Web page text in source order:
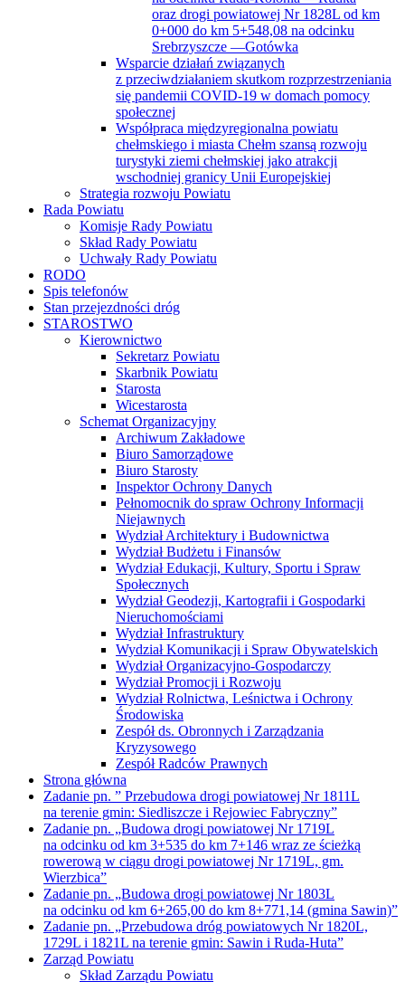
oraz drogi powiatowej Nr 1828L od km
0+000 do km 5+548,08 na odcinku
Srebrzyszcze —Gotówka
Wsparcie działań związanych
z przeciwdziałaniem skutkom rozprzestrzeniania
się pandemii COVID-19 w domach pomocy
społecznej
Współpraca międzyregionalna powiatu
chełmskiego i miasta Chełm szansą rozwoju
turystyki ziemi chełmskiej jako atrakcji
wschodniej granicy Unii Europejskiej
Strategia rozwoju Powiatu
Rada Powiatu
Komisje Rady Powiatu
Skład Rady Powiatu
Uchwały Rady Powiatu
RODO
Spis telefonów
Stan przejezdności dróg
STAROSTWO
Kierownictwo
Sekretarz Powiatu
Skarbnik Powiatu
Starosta
Wicestarosta
Schemat Organizacyjny
Archiwum Zakładowe
Biuro Samorządowe
Biuro Starosty
Inspektor Ochrony Danych
Pełnomocnik do spraw Ochrony Informacji
Niejawnych
Wydział Architektury i Budownictwa
Wydział Budżetu i Finansów
Wydział Edukacji, Kultury, Sportu i Spraw
Społecznych
Wydział Geodezji, Kartografii i Gospodarki
Nieruchomościami
Wydział Infrastruktury
Wydział Komunikacji i Spraw Obywatelskich
Wydział Organizacyjno-Gospodarczy
Wydział Promocji i Rozwoju
Wydział Rolnictwa, Leśnictwa i Ochrony
Środowiska
Zespół ds. Obronnych i Zarządzania
Kryzysowego
Zespół Radców Prawnych
Strona główna
Zadanie pn. ” Przebudowa drogi powiatowej Nr 1811L
na terenie gmin: Siedliszcze i Rejowiec Fabryczny”
Zadanie pn. „Budowa drogi powiatowej Nr 1719L
na odcinku od km 3+535 do km 7+146 wraz ze ścieżką
rowerową w ciągu drogi powiatowej Nr 1719L, gm.
Wierzbica”
Zadanie pn. „Budowa drogi powiatowej Nr 1803L
na odcinku od km 6+265,00 do km 8+771,14 (gmina Sawin)”
Zadanie pn. „Przebudowa dróg powiatowych Nr 1820L,
1729L i 1821L na terenie gmin: Sawin i Ruda-Huta”
Zarząd Powiatu
Skład Zarządu Powiatu